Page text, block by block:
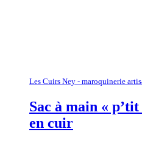
Les Cuirs Ney - maroquinerie
Sac à main «
en cuir